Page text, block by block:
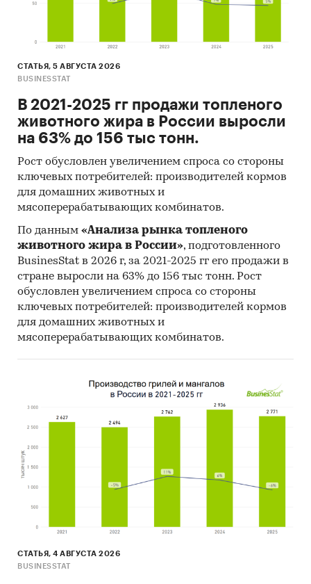
(KPMG, PWC, EY, BCG, Deloitte, Bain, McKinsey,
IHS, Argus, Platts, Nexant, Thomson Reuters,
ЦДУ-ТЭК, Кортес и пр.)
Региональные и федеральные СМИ
Порталы раскрытия информации
(отчетность открытых акционерных
обществ)
Интервью с отдельными экспертами
отрасли, материалы отраслевых
Проведение интервью под легендой с
участниками рынка, занимающимися
производством и реализацией исследуемой
продукции в РФ и Мире
Прочие источники
Категории: Промышленность /
Деревообработка / Древесно-полимерные
СТАТЬЯ, 5 АВГУСТА 2026
BUSINESSTAT
В 2021-2025 гг продажи топленого
животного жира в России выросли
на 63% до 156 тыс тонн.
Рост обусловлен увеличением спроса со стороны
ключевых потребителей: производителей кормов
для домашних животных и
мясоперерабатывающих комбинатов.
По данным «Анализа рынка топленого
животного жира в России», подготовленного
BusinesStat в 2026 г, за 2021-2025 гг его продажи в
стране выросли на 63% до 156 тыс тонн. Рост
обусловлен увеличением спроса со стороны
ключевых потребителей: производителей кормов
для домашних животных и
мясоперерабатывающих комбинатов.
СТАТЬЯ, 4 АВГУСТА 2026
BUSINESSTAT